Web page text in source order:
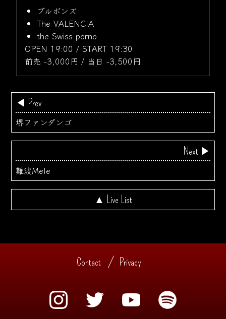
ブルボンズ
The VALENCIA
the Swiss porno
OPEN 19:00 / START 19:30
前売 -3,000円 / 当日 -3,500円
◀ Prev
堺ファンダンゴ
Next ▶
難波Mele
▲ Live List
Contact Privacy